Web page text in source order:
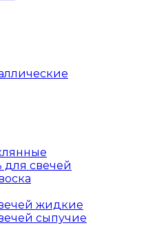
для свечей
жидкие
сыпучие